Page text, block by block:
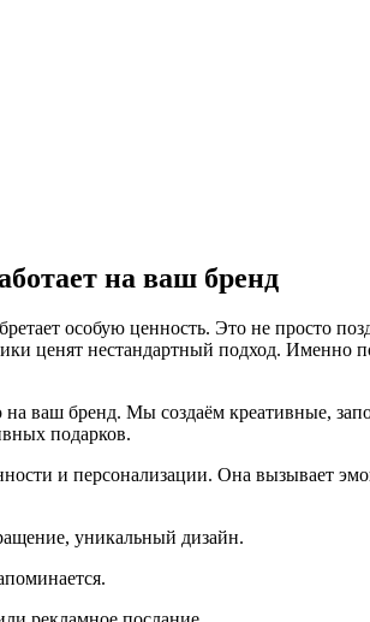
на ваш бренд
особую ценность. Это не просто
ценят нестандартный подход. Именно
ваш бренд. Мы создаём креативные,
подарков.
и персонализации. Она вызывает
уникальный дизайн.